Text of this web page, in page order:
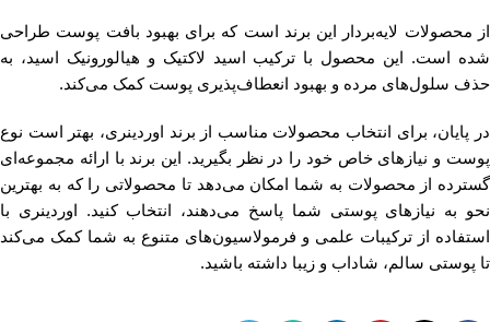
از محصولات لایه‌بردار این برند است که برای بهبود بافت پوست طراحی
شده است. این محصول با ترکیب اسید لاکتیک و هیالورونیک اسید، به
حذف سلول‌های مرده و بهبود انعطاف‌پذیری پوست کمک می‌کند.
در پایان، برای انتخاب محصولات مناسب از برند اوردینری، بهتر است نوع
پوست و نیازهای خاص خود را در نظر بگیرید. این برند با ارائه مجموعه‌ای
گسترده از محصولات به شما امکان می‌دهد تا محصولاتی را که به بهترین
نحو به نیازهای پوستی شما پاسخ می‌دهند، انتخاب کنید. اوردینری با
استفاده از ترکیبات علمی و فرمولاسیون‌های متنوع به شما کمک می‌کند
تا پوستی سالم، شاداب و زیبا داشته باشید.